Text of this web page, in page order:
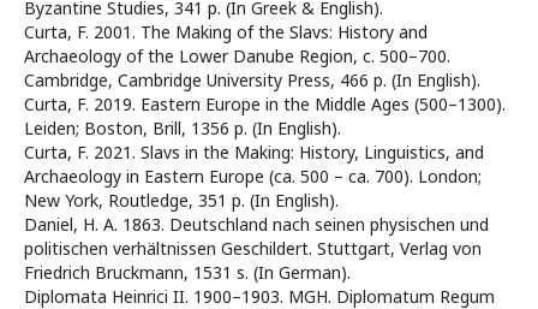
Byzantine Studies, 341 p. (In Greek & English).
Curta, F. 2001. The Making of the Slavs: History and
Archaeology of the Lower Danube Region, c. 500–700.
Cambridge, Cambridge University Press, 466 p. (In English).
Curta, F. 2019. Eastern Europe in the Middle Ages (500–1300).
Leiden; Boston, Brill, 1356 p. (In English).
Curta, F. 2021. Slavs in the Making: History, Linguistics, and
Archaeology in Eastern Europe (ca. 500 – ca. 700). London;
New York, Routledge, 351 p. (In English).
Daniel, H. A. 1863. Deutschland nach seinen physischen und
politischen verhältnissen Geschildert. Stuttgart, Verlag von
Friedrich Bruckmann, 1531 s. (In German).
Diplomata Heinrici II. 1900–1903. MGH. Diplomatum Regum